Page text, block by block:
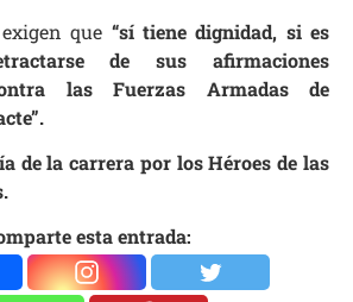
que “sí tiene dignidad, si es
de sus afirmaciones
las Fuerzas Armadas de
de la carrera por los Héroes de las
esta entrada: